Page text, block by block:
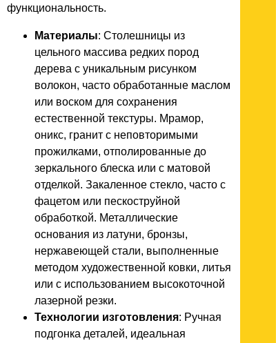
функциональность.
Материалы: Столешницы из
цельного массива редких пород
дерева с уникальным рисунком
волокон, часто обработанные маслом
или воском для сохранения
естественной текстуры. Мрамор,
оникс, гранит с неповторимыми
прожилками, отполированные до
зеркального блеска или с матовой
отделкой. Закаленное стекло, часто с
фацетом или пескоструйной
обработкой. Металлические
основания из латуни, бронзы,
нержавеющей стали, выполненные
методом художественной ковки, литья
или с использованием высокоточной
лазерной резки.
Технологии изготовления: Ручная
подгонка деталей, идеальная